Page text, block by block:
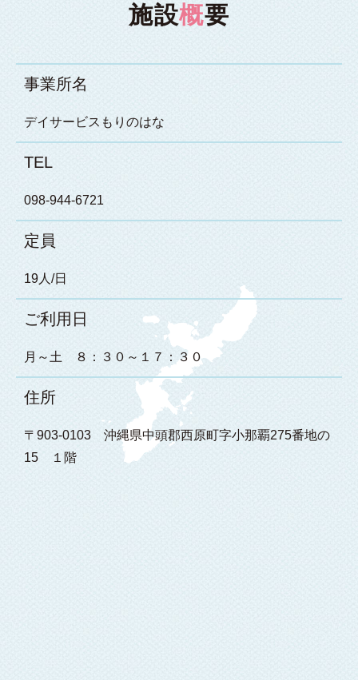
施設概要
事業所名
デイサービスもりのはな
TEL
098-944-6721
定員
19人/日
ご利用日
月～土 ８：３０～１７：３０
住所
〒903-0103 沖縄県中頭郡西原町字小那覇275番地の
15 １階